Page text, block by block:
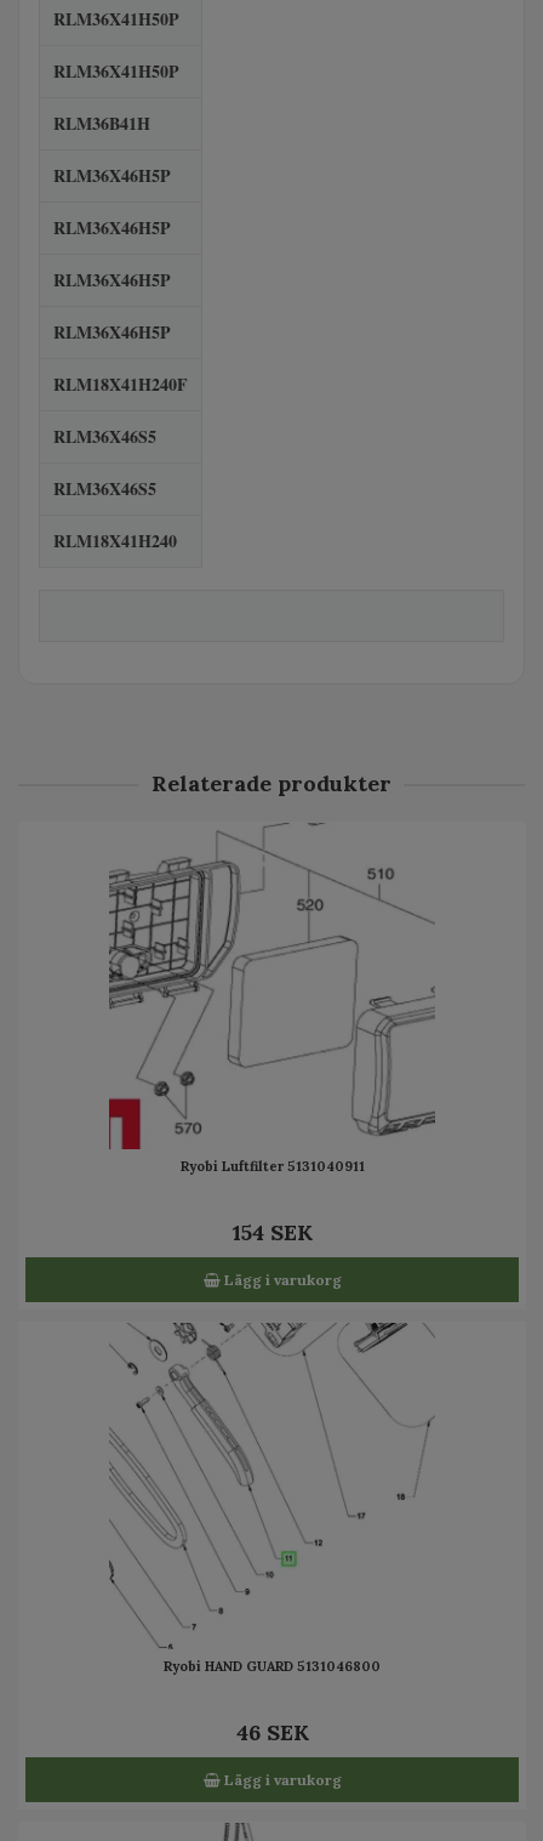
RLM36X41H50P
RLM36X41H50P
RLM36B41H
RLM36X46H5P
RLM36X46H5P
RLM36X46H5P
RLM36X46H5P
RLM18X41H240F
RLM36X46S5
RLM36X46S5
RLM18X41H240
Relaterade produkter
Ryobi Luftfilter 5131040911
154 SEK
Lägg i varukorg
Ryobi HAND GUARD 5131046800
46 SEK
Lägg i varukorg